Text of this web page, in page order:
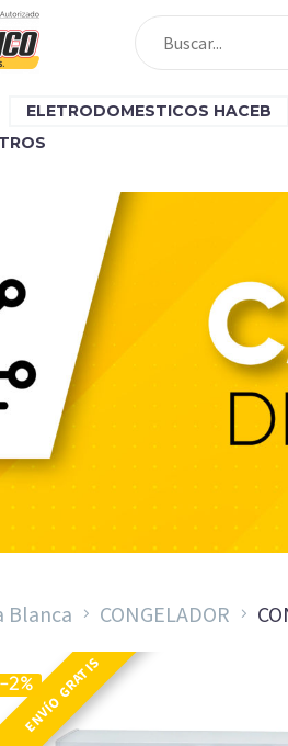
ELETRODOMESTICOS HACEB
Blanca CONGELADOR
ENVÍO GRATIS
-2%